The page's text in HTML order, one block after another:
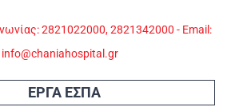
2821022000, 2821342000 - Email:
info@chaniahospital.gr
ΕΡΓΑ ΕΣΠΑ